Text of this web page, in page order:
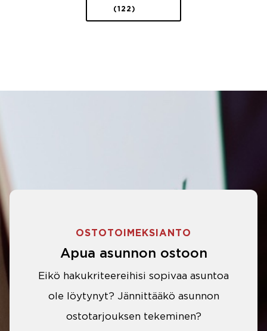
(122)
OSTOTOIMEKSIANTO
Apua asunnon ostoon
Eikö hakukriteereihisi sopivaa asuntoa
ole löytynyt? Jännittääkö asunnon
ostotarjouksen tekeminen?